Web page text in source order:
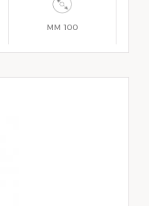
100 MM